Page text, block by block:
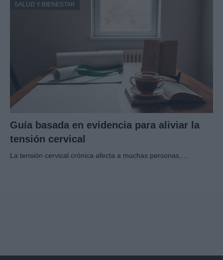
SALUD Y BIENESTAR
Guía basada en evidencia para aliviar la
tensión cervical
La tensión cervical crónica afecta a muchas personas,…